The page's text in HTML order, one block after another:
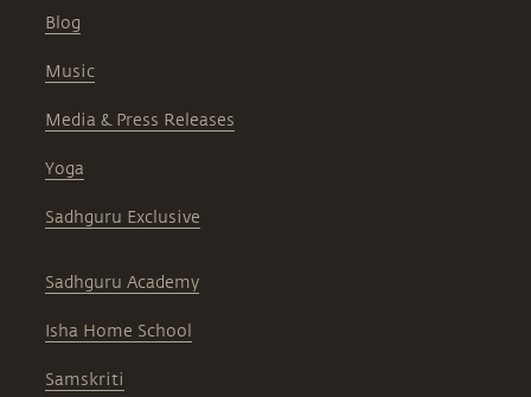
Blog
Music
Media & Press Releases
Yoga
Sadhguru Exclusive
Sadhguru Academy
Isha Home School
Samskriti